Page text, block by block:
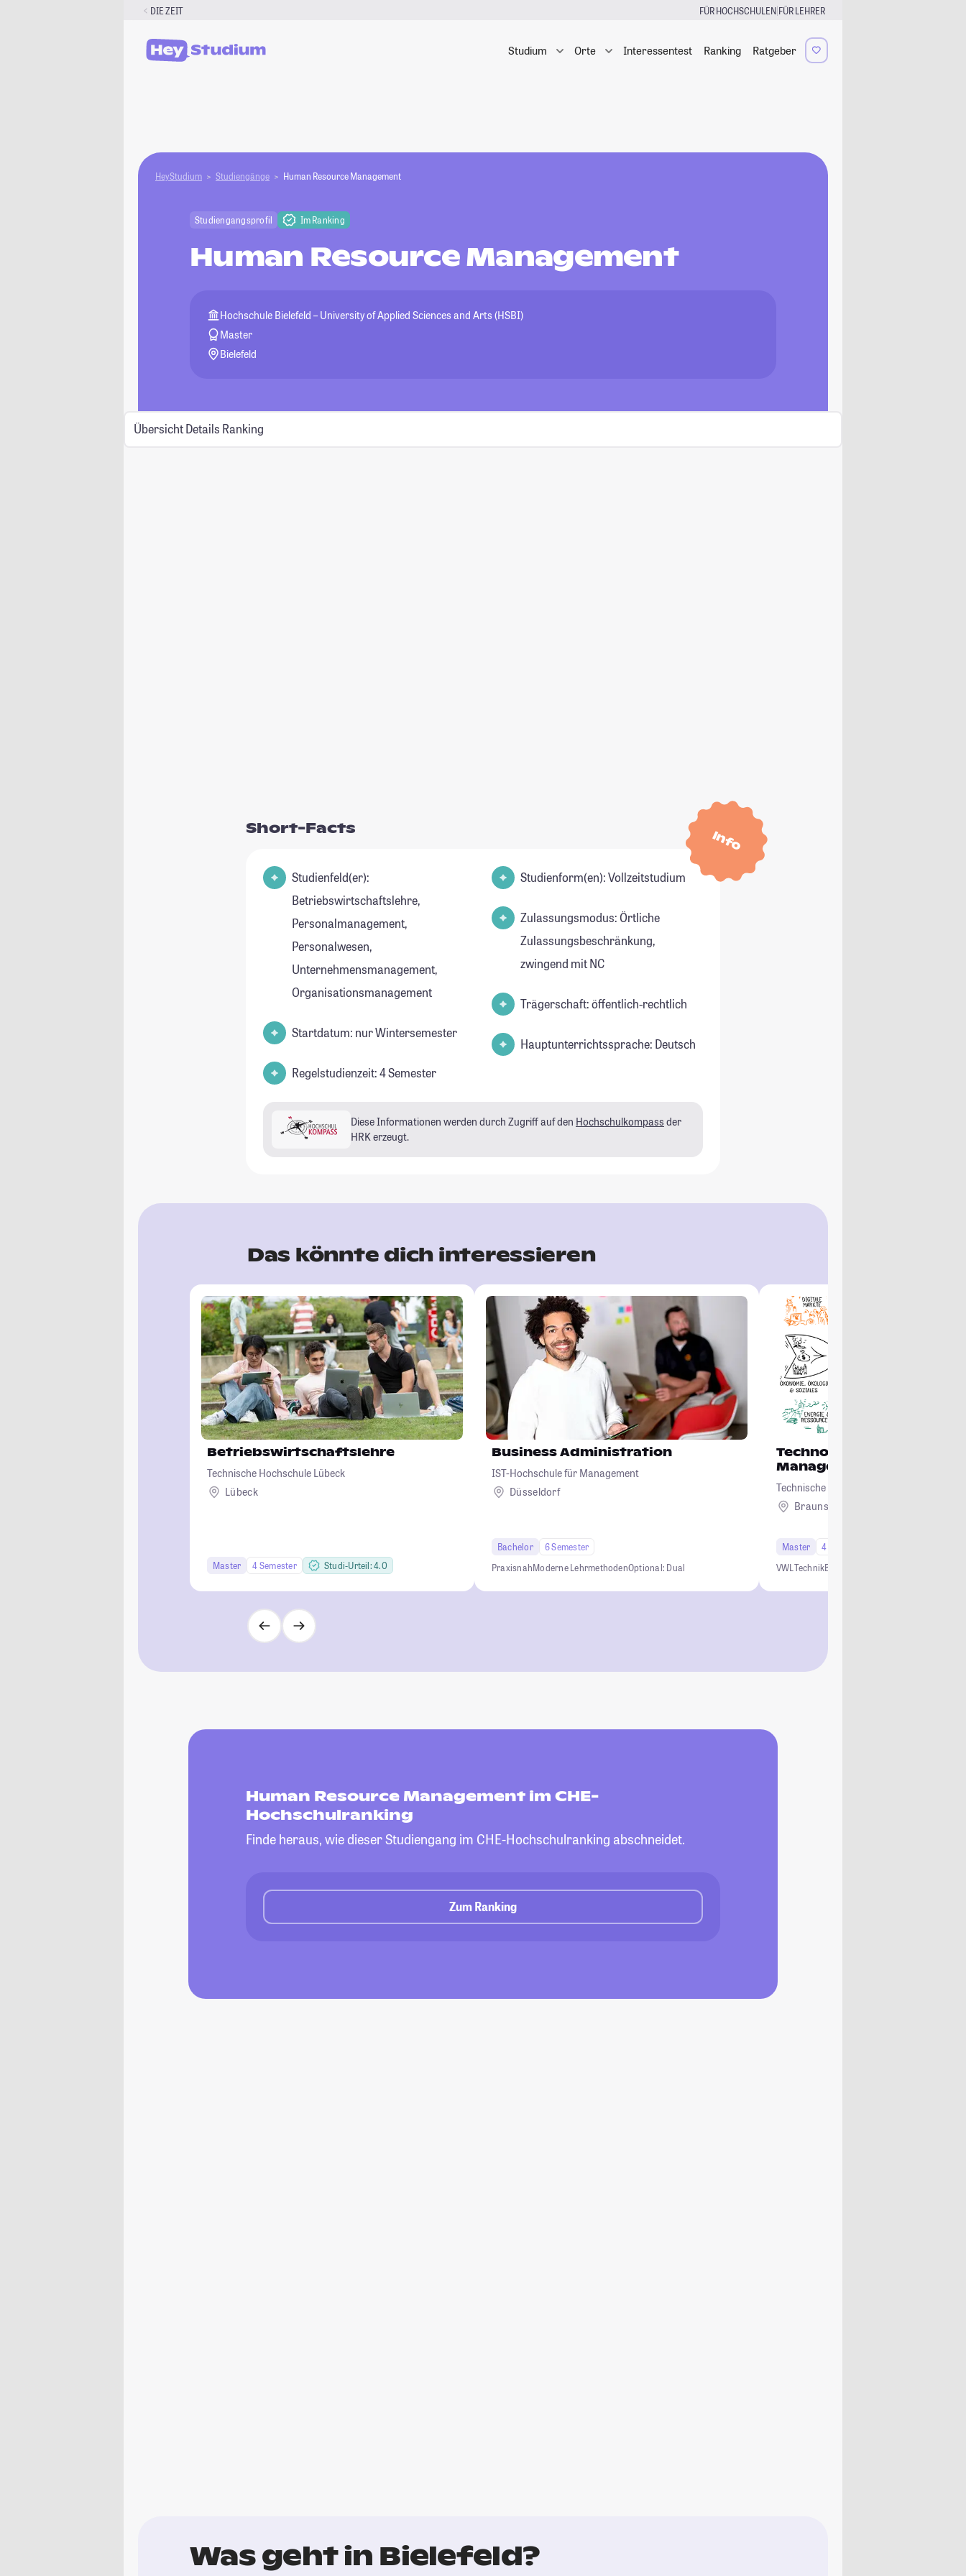
DIE ZEIT FÜR HOCHSCHULEN|FÜR LEHRER
Studium Orte Interessentest Ranking Ratgeber
HeyStudium Studiengänge Human Resource Management
Studiengangsprofil Im Ranking
Human Resource Management
Hochschule Bielefeld – University of Applied Sciences and Arts (HSBI)
Master
Bielefeld
Übersicht Details Ranking
Info
Short-Facts
Studienfeld(er):
Betriebswirtschaftslehre,
Personalmanagement,
Personalwesen,
Unternehmensmanagement,
Organisationsmanagement
Startdatum: nur Wintersemester
Regelstudienzeit: 4 Semester
Studienform(en): Vollzeitstudium
Zulassungsmodus: Örtliche
Zulassungsbeschränkung,
zwingend mit NC
Trägerschaft: öffentlich-rechtlich
Hauptunterrichtssprache: Deutsch
Diese Informationen werden durch Zugriff auf den Hochschulkompass der
HRK erzeugt.
Das könnte dich interessieren
Betriebswirtschaftslehre
Technische Hochschule Lübeck
Lübeck
Master 4 Semester Studi-Urteil: 4.0
Business Administration
IST-Hochschule für Management
Düsseldorf
Bachelor
6 Semester
PraxisnahModerne LehrmethodenOptional: Dual
Technologie-orientiertes
Management
Technische Universität Braunschweig
Braunschweig
Master 4 Semester
VWL TechnikBWL
Human Resource Management im CHE-
Hochschulranking
Finde heraus, wie dieser Studiengang im CHE-Hochschulranking abschneidet.
Zum Ranking
Was geht in Bielefeld?